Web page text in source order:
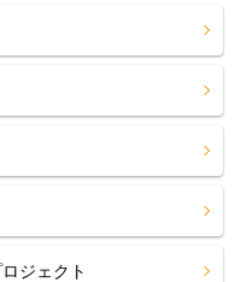
ジェクト